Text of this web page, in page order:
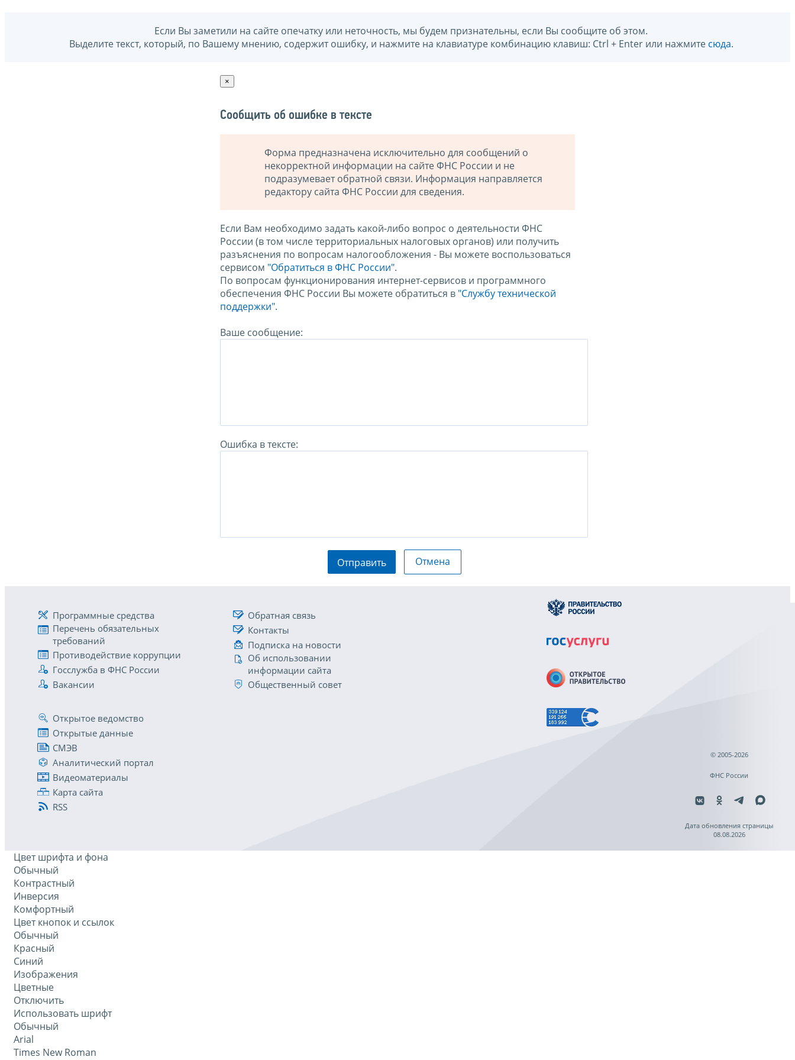
Если Вы заметили на сайте опечатку или неточность, мы будем признательны, если Вы сообщите об этом.
Выделите текст, который, по Вашему мнению, содержит ошибку, и нажмите на клавиатуре комбинацию клавиш: Ctrl + Enter или нажмите сюда.
×
Сообщить об ошибке в тексте
Форма предназначена исключительно для сообщений о
некорректной информации на сайте ФНС России и не
подразумевает обратной связи. Информация направляется
редактору сайта ФНС России для сведения.
Если Вам необходимо задать какой-либо вопрос о деятельности ФНС
России (в том числе территориальных налоговых органов) или получить
разъяснения по вопросам налогообложения - Вы можете воспользоваться
сервисом "Обратиться в ФНС России".
По вопросам функционирования интернет-сервисов и программного
обеспечения ФНС России Вы можете обратиться в "Службу технической
поддержки".
Ваше сообщение:
Ошибка в тексте:
Отправить Отмена
Программные средства
Перечень обязательных
требований
Противодействие коррупции
Госслужба в ФНС России
Вакансии
Обратная связь
Контакты
Подписка на новости
Об использовании
информации сайта
Общественный совет
Открытое ведомство
Открытые данные
СМЭВ
Аналитический портал
Видеоматериалы
Карта сайта
RSS
© 2005-2026
ФНС России
Дата обновления страницы
08.08.2026
Цвет шрифта и фона
Обычный
Контрастный
Инверсия
Комфортный
Цвет кнопок и ссылок
Обычный
Красный
Синий
Изображения
Цветные
Отключить
Использовать шрифт
Обычный
Arial
Times New Roman